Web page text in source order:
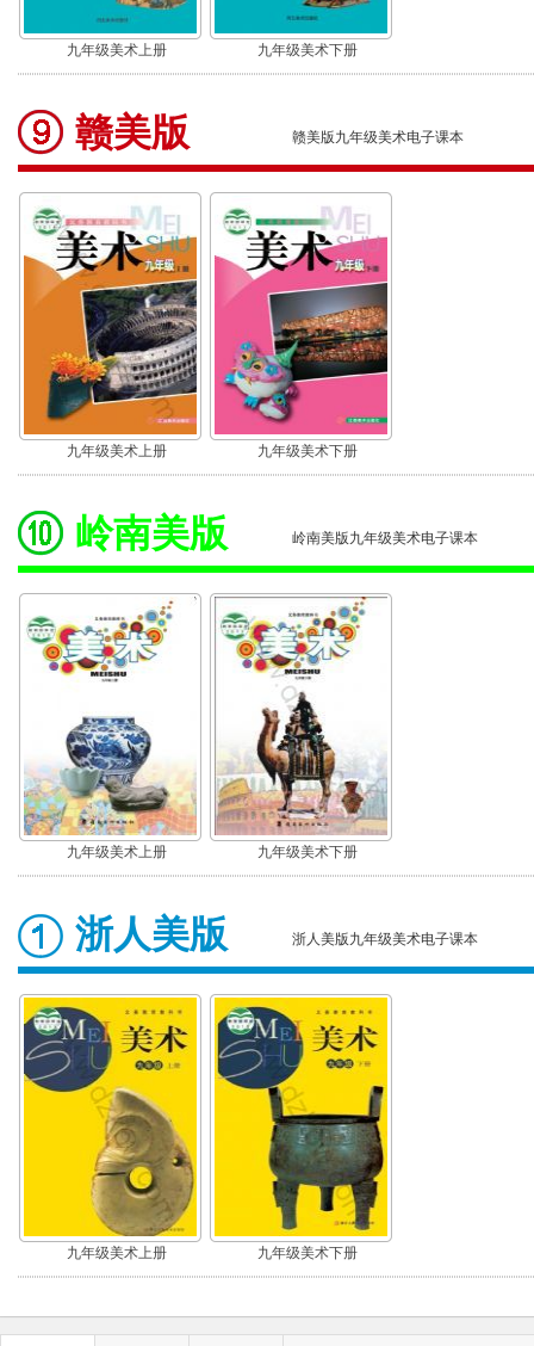
九年级美术上册 九年级美术下册
赣美版 赣美版九年级美术电子课本
九年级美术上册 九年级美术下册
岭南美版 岭南美版九年级美术电子课本
九年级美术上册 九年级美术下册
浙人美版 浙人美版九年级美术电子课本
九年级美术上册 九年级美术下册